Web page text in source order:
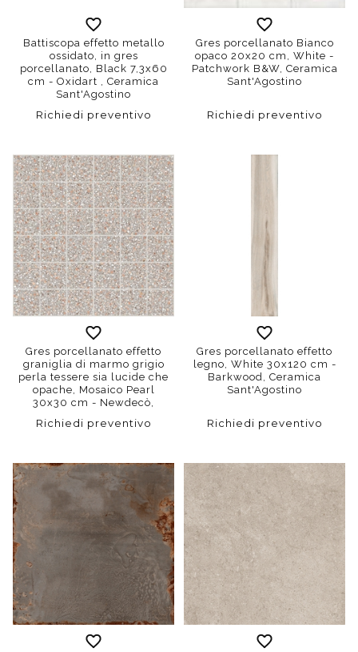
Battiscopa effetto metallo
ossidato, in gres
porcellanato, Black 7,3x60
cm - Oxidart , Ceramica
Sant'Agostino
Richiedi preventivo
Gres porcellanato Bianco
opaco 20x20 cm, White -
Patchwork B&W, Ceramica
Sant'Agostino
Richiedi preventivo
Gres porcellanato effetto
graniglia di marmo grigio
perla tessere sia lucide che
opache, Mosaico Pearl
30x30 cm - Newdecò,
Richiedi preventivo
Gres porcellanato effetto
legno, White 30x120 cm -
Barkwood, Ceramica
Sant'Agostino
Richiedi preventivo